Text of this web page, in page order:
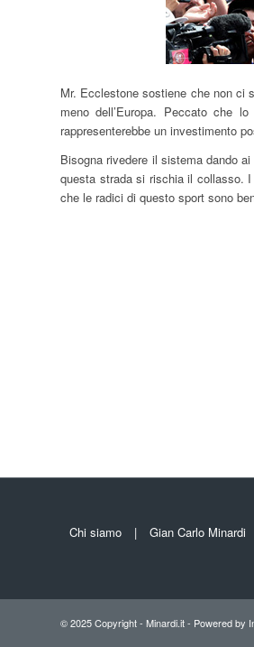
Mr. Ecclestone sostiene che non ci
meno dell’Europa. Peccato che
rappresenterebbe un investimento
Bisogna rivedere il sistema dando
questa strada si rischia il collasso.
che le radici di questo sport sono
Chi siamo Gian Carlo Minardi
© 2025 Copyright - Minardi.it - Powered by